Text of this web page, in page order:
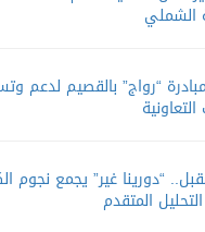
الشملي
“رواج” بالقصيم لدعم
“دورينا غير” يجمع نجوم
المتقدم